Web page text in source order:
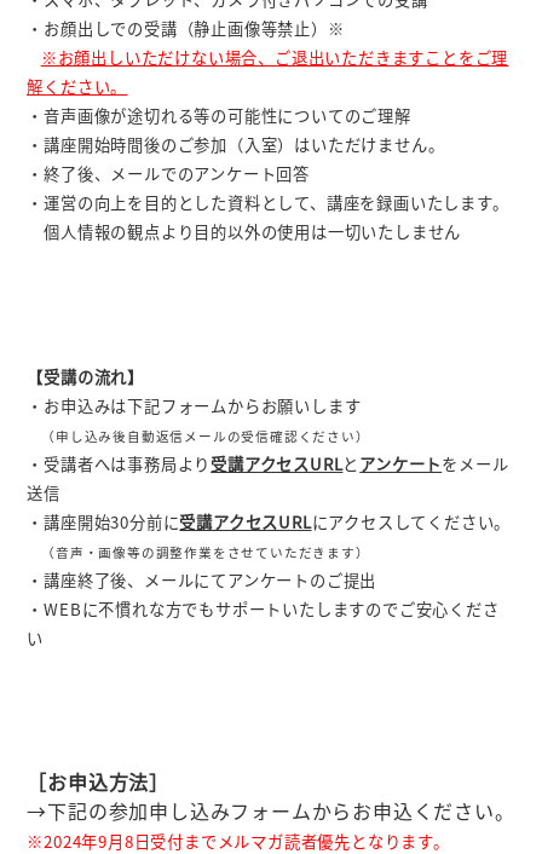
・お顔出しでの受講（静止画像等禁止）※
※お顔出しいただけない場合、ご退出いただきますことをご理
解ください。
・音声画像が途切れる等の可能性についてのご理解
・講座開始時間後のご参加（入室）はいただけません。
・終了後、メールでのアンケート回答
・運営の向上を目的とした資料として、講座を録画いたします。
個人情報の観点より目的以外の使用は一切いたしません
【受講の流れ】
・お申込みは下記フォームからお願いします
（申し込み後自動返信メールの受信確認ください）
・受講者へは事務局より 受講アクセスURLと アンケートをメール
送信
・講座開始30分前に受講アクセスURLにアクセスしてください。
（音声・画像等の調整作業をさせていただきます）
・講座終了後、メールにてアンケートのご提出
・WEBに不慣れな方でもサポートいたしますのでご安心くださ
い
［お申込方法］
→下記の参加申し込みフォームからお申込ください。
※2024年9月8日受付までメルマガ読者優先となります。